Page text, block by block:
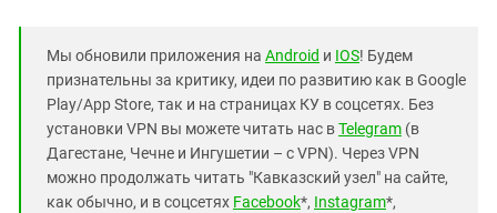
Мы обновили приложения на Android и IOS! Будем
признательны за критику, идеи по развитию как в Google
Play/App Store, так и на страницах КУ в соцсетях. Без
установки VPN вы можете читать нас вTelegram (в
Дагестане, Чечне и Ингушетии – с VPN). Через VPN
можно продолжать читать "Кавказский узел" на сайте,
как обычно, и в соцсетях Facebook*, Instagram*,